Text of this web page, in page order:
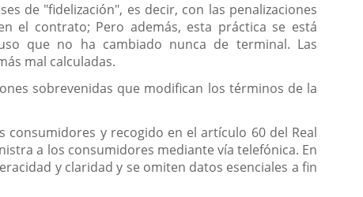
de "fidelización", es decir, con las penalizaciones
el contrato; Pero además, esta práctica se está
que no ha cambiado nunca de terminal. Las
mal calculadas.
sobrevenidas que modifican los términos de la
y recogido en el artículo 60 del Real
a los consumidores mediante vía telefónica. En
y claridad y se omiten datos esenciales a fin